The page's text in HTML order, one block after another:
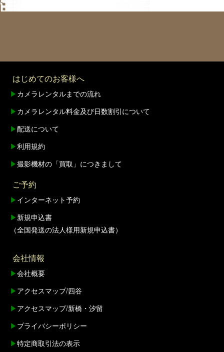
はじめてのお客様へ
▶ カメラレンタルまでの流れ
▶ カメラレンタル料金及び日数割引について
▶配送について
▶利用規約
▶撮影機材の「買取」につきまして
ご予約
▶ インターネット予約
▶ 新規申込書
（全国発送の法人様用新規申込書）
会社情報
▶会社概要
▶ アクセスマップ/四谷
▶ アクセスマップ/新橋・汐留
▶ プライバシーポリシー
▶特定商取引法の表示